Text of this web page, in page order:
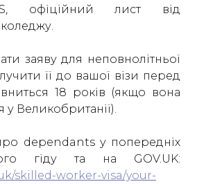
офіційний лист від
заяву для неповнолітньої
її до вашої візи перед
18 років (якщо вона
Великобританії).
dependants у попередніх
гіду та на GOV.UK:
skilled-worker-visa/your-